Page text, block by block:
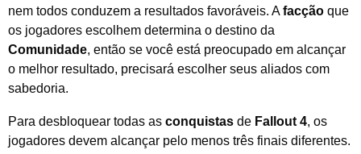
nem todos conduzem a resultados favoráveis. Afacção que
os jogadores escolhem determina o destino da
Comunidade, então se você está preocupado em alcançar
o melhor resultado, precisará escolher seus aliados com
sabedoria.
Para desbloquear todas as conquistas de Fallout 4, os
jogadores devem alcançar pelo menos três finais diferentes.